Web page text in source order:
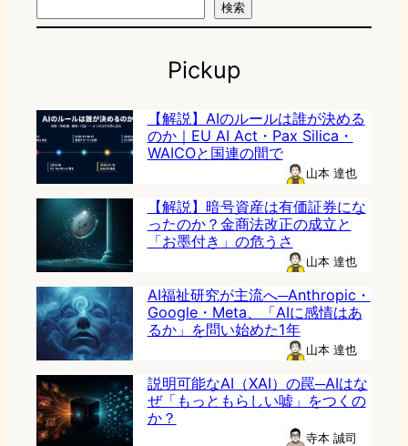
検索
Pickup
【解説】AIのルールは誰が決める
のか｜EU AI Act・Pax Silica・
WAICOと国連の間で
山本 達也
【解説】暗号資産は有価証券にな
ったのか？金商法改正の成立と
「お墨付き」の危うさ
山本 達也
AI福祉研究が主流へ─Anthropic・
Google・Meta、「AIに感情はあ
るか」を問い始めた1年
山本 達也
説明可能なAI（XAI）の罠─AIはな
ぜ「もっともらしい嘘」をつくの
か？
寺本 誠司